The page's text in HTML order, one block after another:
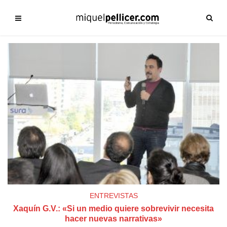
ENTREVISTAS
Xaquín G.V.: «Si un medio quiere sobrevivir necesita
hacer nuevas narrativas»